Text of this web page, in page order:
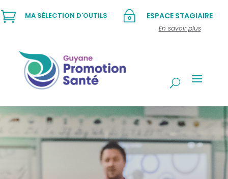
~ ESPACE STAGIAIRE
En savoir plus
 MA SÉLECTION D'OUTILS